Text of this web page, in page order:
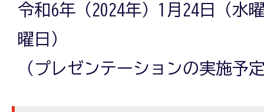
令和6年（2024年）1月24日（水
曜日）
（プレゼンテーションの実施予